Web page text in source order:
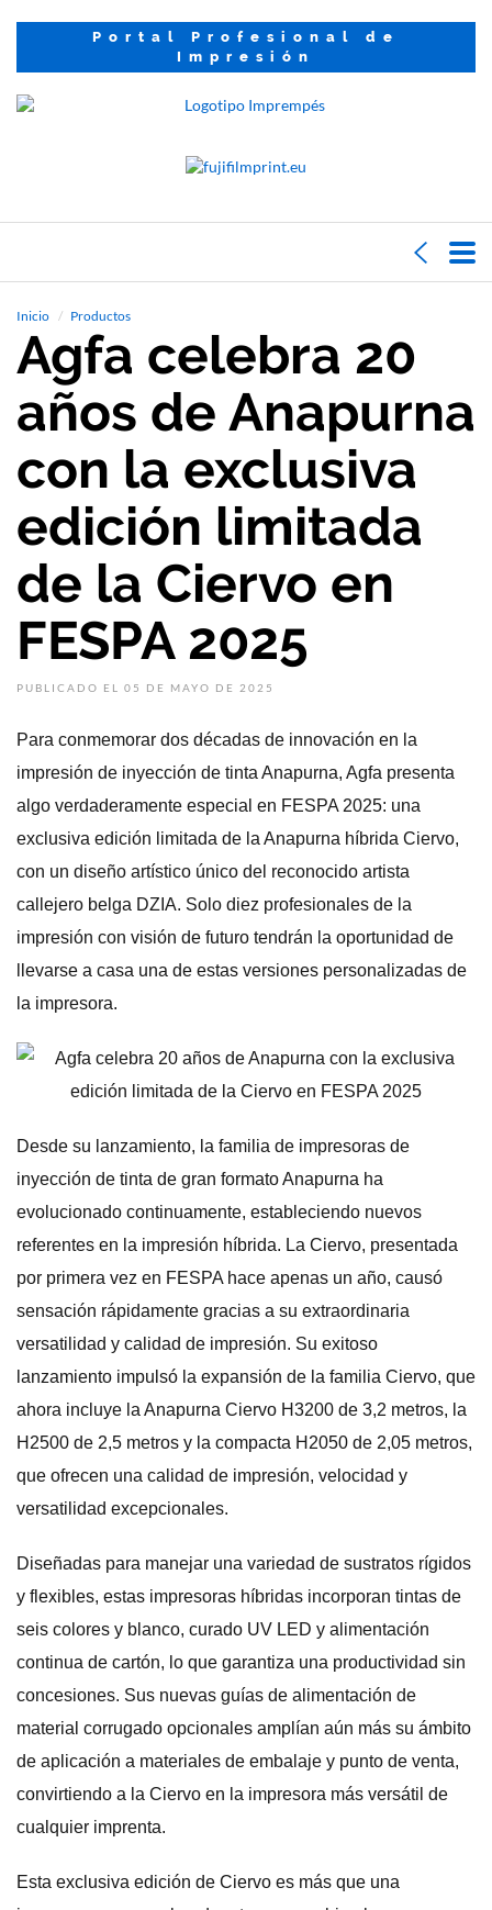
Portal Profesional de
Impresión
Inicio Productos
Agfa celebra 20
años de Anapurna
con la exclusiva
edición limitada
de la Ciervo en
FESPA 2025
PUBLICADO EL 05 DE MAYO DE 2025
Para conmemorar dos décadas de innovación en la
impresión de inyección de tinta Anapurna, Agfa presenta
algo verdaderamente especial en FESPA 2025: una
exclusiva edición limitada de la Anapurna híbrida Ciervo,
con un diseño artístico único del reconocido artista
callejero belga DZIA. Solo diez profesionales de la
impresión con visión de futuro tendrán la oportunidad de
llevarse a casa una de estas versiones personalizadas de
la impresora.
Desde su lanzamiento, la familia de impresoras de
inyección de tinta de gran formato Anapurna ha
evolucionado continuamente, estableciendo nuevos
referentes en la impresión híbrida. La Ciervo, presentada
por primera vez en FESPA hace apenas un año, causó
sensación rápidamente gracias a su extraordinaria
versatilidad y calidad de impresión. Su exitoso
lanzamiento impulsó la expansión de la familia Ciervo, que
ahora incluye la Anapurna Ciervo H3200 de 3,2 metros, la
H2500 de 2,5 metros y la compacta H2050 de 2,05 metros,
que ofrecen una calidad de impresión, velocidad y
versatilidad excepcionales.
Diseñadas para manejar una variedad de sustratos rígidos
y flexibles, estas impresoras híbridas incorporan tintas de
seis colores y blanco, curado UV LED y alimentación
continua de cartón, lo que garantiza una productividad sin
concesiones. Sus nuevas guías de alimentación de
material corrugado opcionales amplían aún más su ámbito
de aplicación a materiales de embalaje y punto de venta,
convirtiendo a la Ciervo en la impresora más versátil de
cualquier imprenta.
Esta exclusiva edición de Ciervo es más que una